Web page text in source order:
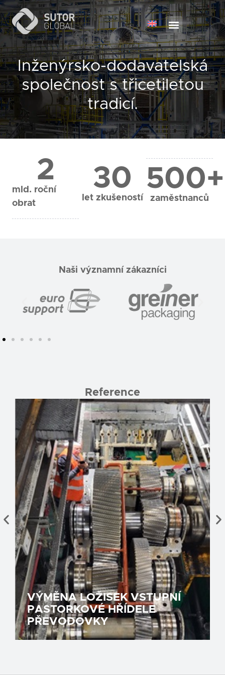
Inženýrsko-dodavatelská
společnost s třicetiletou
tradicí.
mld. roční
obrat
2
let zkušeností
30
zaměstnanců
500+
Naši významní zákazníci
Reference
VÝMĚNA LOŽISEK VSTUPNÍ
PASTORKOVÉ HŘÍDELE
PŘEVODOVKY